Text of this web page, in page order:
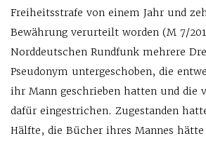
Freiheitsstrafe von einem Jahr und
Bewährung verurteilt worden (M 7/
Norddeutschen Rundfunk mehrere
Pseudonym untergeschoben, die
ihr Mann geschrieben hatten und die
dafür eingestrichen. Zugestanden
Hälfte, die Bücher ihres Mannes